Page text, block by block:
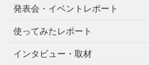
発表会・イベントレポート
使ってみたレポート
インタビュー・取材